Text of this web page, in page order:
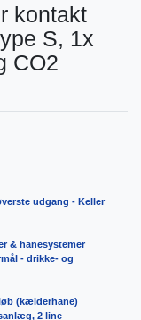
kontakt
S, 1x
CO2
udgang - Keller
& hanesystemer
- drikke- og
(kælderhane)
2 line